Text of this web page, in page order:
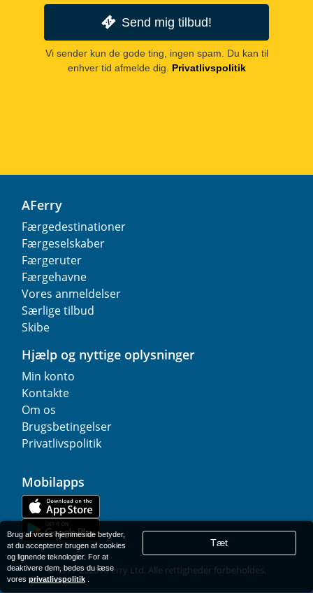
Send mig tilbud!
Vi sender kun de gode ting, ingen spam. Du kan til
enhver tid afmelde dig.
Privatlivspolitik
AFerry
Færgedestinationer
Færgeselskaber
Færgeruter
Færgehavne
Vores anmeldelser
Særlige tilbud
Skibe
Hjælp og nyttige oplysninger
Min konto
Kontakte
Om os
Brugsbetingelser
Privatlivspolitik
Mobilapps
© 1977-2026AFerry Ltd. Alle rettigheder forbeholdes.
Brug af vores hjemmeside betyder,
at du accepterer brugen af cookies
og lignende teknologier. For at
deaktivere dem, bedes du læse
vores privatlivspolitik.
Tæt